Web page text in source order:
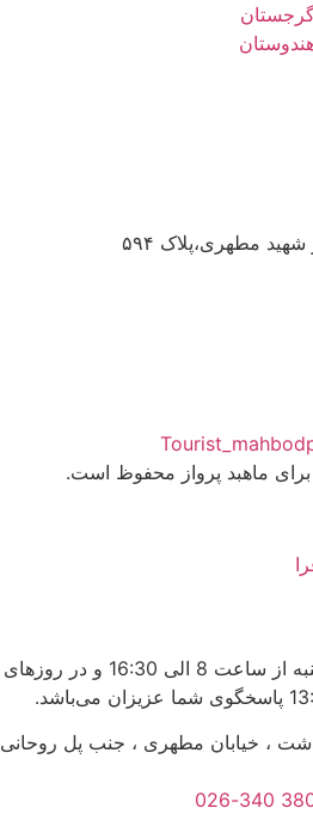
مطهری،پلاک ۵۹۴
ماهبد پرواز محفوظ است.
ماهبدپرواز از شنبه تا چهارشنبه از ساعت 8 الی 16:30 و در روزهای
، خیابان مطهری ، جنب پل روحانی